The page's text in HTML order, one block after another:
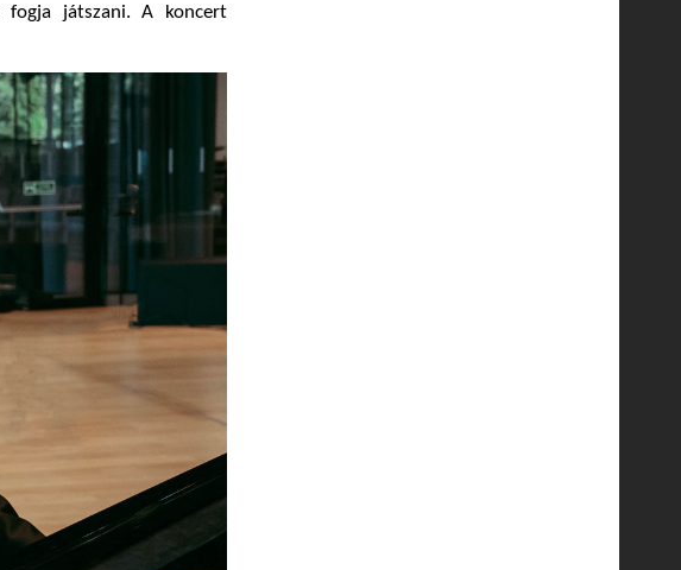
fogja játszani. A koncert